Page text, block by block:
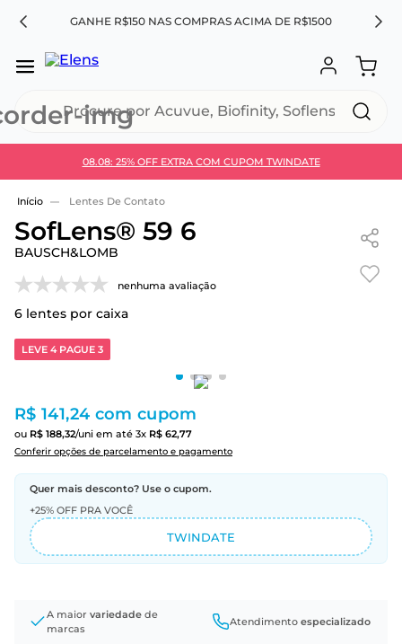
GANHE R$150 NAS COMPRAS ACIMA DE R$1500
08.08: 25% OFF EXTRA COM CUPOM TWINDATE
Use 30HOJE e ganhe 30% OFF + economia extra no
Lentes De Contato
SofLens® 59 6
BAUSCH&LOMB
nenhuma avaliação
6 lentes por caixa
LEVE 4 PAGUE 3
R$ 141,24 com cupom
ou R$ 188,32/uni em até 3x R$ 62,77
Conferir opções de parcelamento e pagamento
Quer mais desconto? Use o cupom.
+25% OFF PRA VOCÊ
TWINDATE
A maior variedade de
marcas
Atendimento especializado